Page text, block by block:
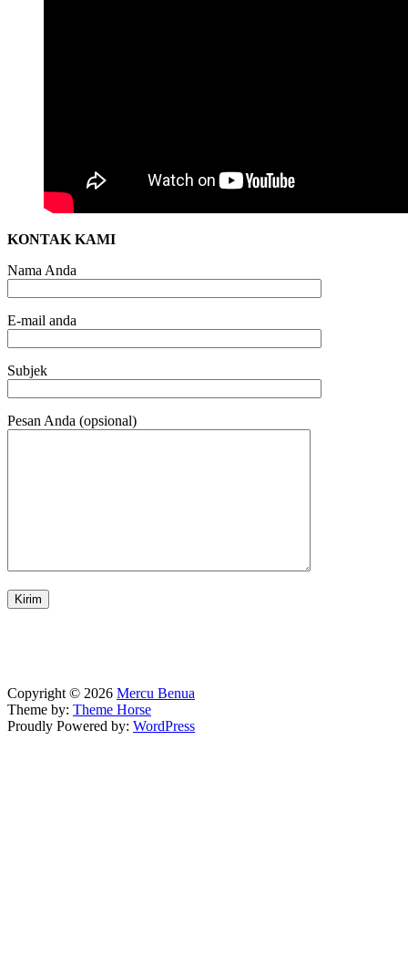
KONTAK KAMI
Nama Anda
E-mail anda
Subjek
Pesan Anda (opsional)
Copyright © 2026 Mercu Benua
Theme by: Theme Horse
Proudly Powered by: WordPress